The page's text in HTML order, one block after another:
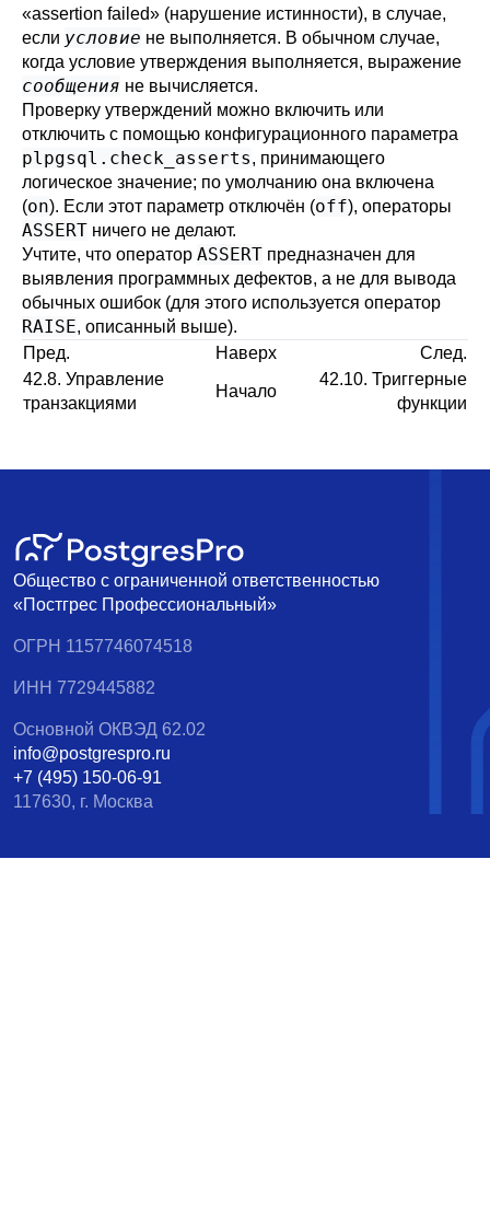
«assertion failed» (нарушение истинности), в случае,
если условие не выполняется. В обычном случае,
когда условие утверждения выполняется, выражение
сообщения не вычисляется.
Проверку утверждений можно включить или
отключить с помощью конфигурационного параметра
plpgsql.check_asserts, принимающего
логическое значение; по умолчанию она включена
(on). Если этот параметр отключён (off), операторы
ASSERT ничего не делают.
Учтите, что оператор ASSERT предназначен для
выявления программных дефектов, а не для вывода
обычных ошибок (для этого используется оператор
RAISE, описанный выше).
Пред.
Наверх
След.
42.8. Управление
транзакциями
Начало
42.10. Триггерные
функции
Общество с ограниченной ответственностью
«Постгрес Профессиональный»
ОГРН 1157746074518
ИНН 7729445882
Основной ОКВЭД 62.02
info@postgrespro.ru
+7 (495) 150-06-91
117630, г. Москва